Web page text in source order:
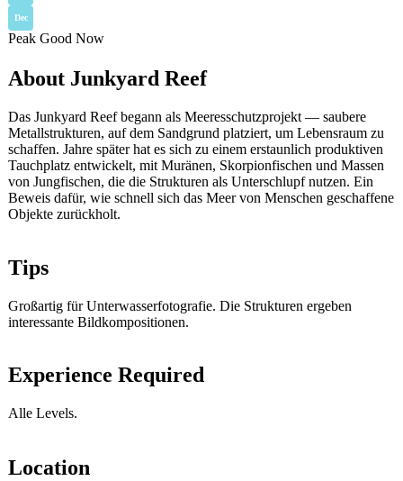
Dec
Peak Good Now
About Junkyard Reef
Das Junkyard Reef begann als Meeresschutzprojekt — saubere
Metallstrukturen, auf dem Sandgrund platziert, um Lebensraum zu
schaffen. Jahre später hat es sich zu einem erstaunlich produktiven
Tauchplatz entwickelt, mit Muränen, Skorpionfischen und Massen
von Jungfischen, die die Strukturen als Unterschlupf nutzen. Ein
Beweis dafür, wie schnell sich das Meer von Menschen geschaffene
Objekte zurückholt.
Tips
Großartig für Unterwasserfotografie. Die Strukturen ergeben
interessante Bildkompositionen.
Experience Required
Alle Levels.
Location